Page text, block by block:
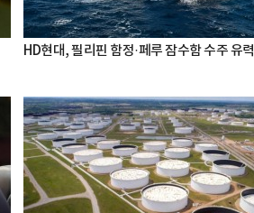
HD현대, 필리핀 함정·페루 잠수함 수주 유력